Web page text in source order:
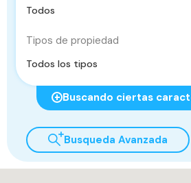
Todos
Tipos de propiedad
Todos los tipos
Buscando ciertas
Busqueda Avanzada